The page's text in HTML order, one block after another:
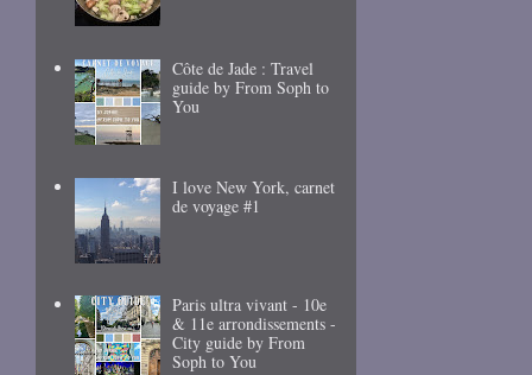
Côte de Jade : Travel
guide by From Soph to
You
I love New York, carnet
de voyage #1
Paris ultra vivant - 10e
& 11e arrondissements -
City guide by From
Soph to You